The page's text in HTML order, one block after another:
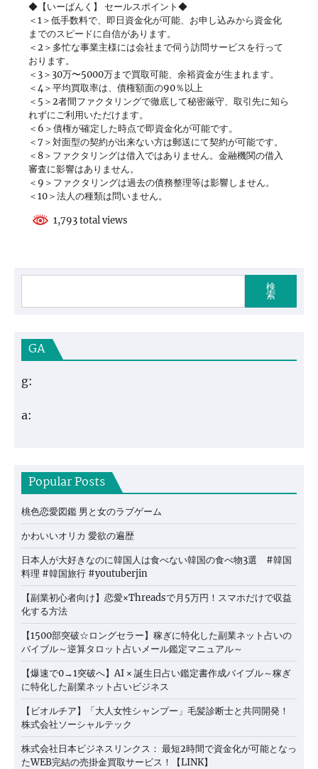
◆【いーばんく】 セールスポイント◆
＜1＞低手数料で、即日資金化が可能、お申し込みから資金化
までのスピードに自信があります。
＜2＞多忙な事業主様には会社まで伺う訪問サービスを行って
おります。
＜3＞30万〜5000万まで買取可能、余裕資金が生まれます。
＜4＞平均買取率は、債権額面の90％以上
＜5＞2者間ファクタリングで徹底して秘密厳守、取引先に知ら
れずにご利用いただけます。
＜6＞債権が確定した時点で即資金化が可能です。
＜7＞対面型の契約が出来ない方は郵送にて契約が可能です。
＜8＞ファクタリングは借入ではありません。金融機関の借入
審査に影響はありません。
＜9＞ファクタリングは過去の債務整理等は影響しません。
＜10＞法人の種類は問いません。
1,793 total views
検
索
GA
g:
a:
Popular Posts
桃色恋愛図鑑 男と女のラブゲーム
かわいいオリカ 愛欲の遍歴
日本人が大好きなのに韓国人は食べない韓国の食べ物3選 #韓国
料理 #韓国旅行 #youtuberjin
【副業初心者向け】恋愛×Threadsで月5万円！スマホだけで収益
化する方法
【1500部突破☆ロングセラー】稼ぎに特化した副業ネット占いの
バイブル～逆算タロット占いメール鑑定マニュアル～
【爆速で0→1突破へ】AI × 誕生日占い鑑定書作成バイブル～稼ぎ
に特化した副業ネット占いビジネス
【ビオルチア】「大人女性シャンプー」毛髪診断士と共同開発！
株式会社ソーシャルテック
株式会社日本ビジネスリンクス： 最短2時間で資金化が可能となっ
たWEB完結の売掛金買取サービス！【LINK】